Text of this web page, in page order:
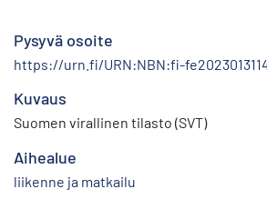
Pysyvä osoite
https://urn.fi/URN:NBN:fi-
Kuvaus
Suomen virallinen tilasto (SVT)
Aihealue
liikenne ja matkailu